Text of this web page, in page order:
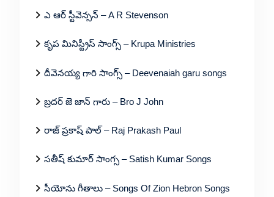
ఎ ఆర్ స్టీవెన్సన్ – A R Stevenson
కృప మినిస్ట్రీస్ సాంగ్స్ – Krupa Ministries
దీవెనయ్య గారి సాంగ్స్ – Deevenaiah garu songs
బ్రదర్ జె జాన్ గారు – Bro J John
రాజ్ ప్రకాష్ పాల్ – Raj Prakash Paul
సతీష్ కుమార్ సాంగ్స – Satish Kumar Songs
సీయోను గీతాలు – Songs Of Zion Hebron Songs